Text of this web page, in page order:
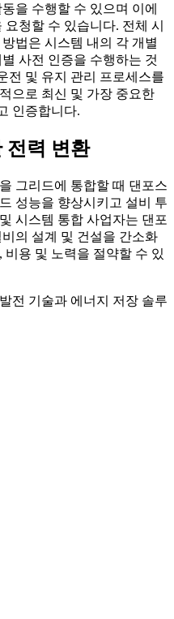
을 수행할 수 있으며 이에
청할 수 있습니다. 전체 시
법은 시스템 내의 각 개별
사전 인증을 수행하는 것
전 및 유지 관리 프로세스를
으로 최신 및 가장 중요한
인증합니다.
전력 변환
그리드에 통합할 때 댄포스
성능을 향상시키고 설비 투
시스템 통합 사업자는 댄포
의 설계 및 건설을 간소화
용 및 노력을 절약할 수 있
전 기술과 에너지 저장 솔루